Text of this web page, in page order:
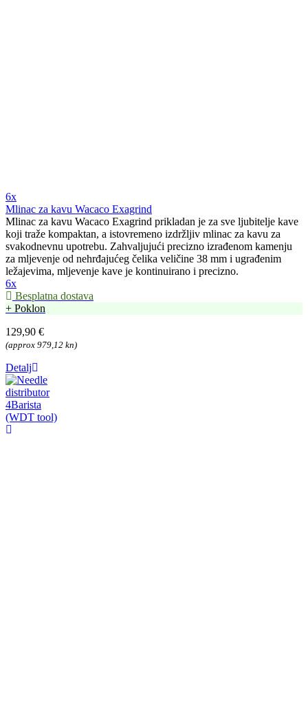
6x
Mlinac za kavu Wacaco Exagrind
Mlinac za kavu Wacaco Exagrind prikladan je za sve ljubitelje kave
koji traže kompaktan, a istovremeno izdržljiv mlinac za kavu za
svakodnevnu upotrebu. Zahvaljujući precizno izrađenom kamenju
za mljevenje od nehrđajućeg čelika veličine 38 mm i ugrađenim
ležajevima, mljevenje kave je kontinuirano i precizno.
6x
Besplatna dostava
+ Poklon
129,90 €
(approx 979,12 kn)
Detalj